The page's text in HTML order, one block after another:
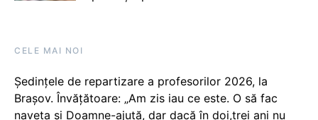
CELE MAI NOI
Ședințele de repartizare a profesorilor 2026, la
Brașov. Învățătoare: „Am zis iau ce este. O să fac
naveta și Doamne-ajută, dar dacă în doi,trei ani nu